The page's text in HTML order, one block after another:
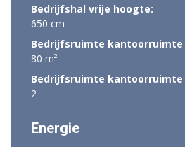
Bedrijfshal vrije hoogte:
650 cm
Bedrijfsruimte kantoorruimte
80 m²
Bedrijfsruimte kantoorruimte
2
Energie